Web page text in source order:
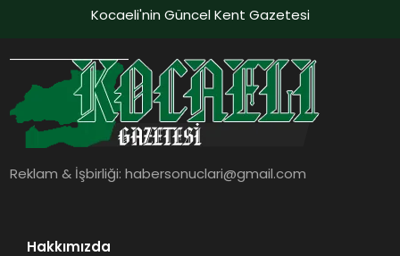
Kocaeli'nin Güncel Kent Gazetesi
Reklam & İşbirliği:habersonuclari@gmail.com
Hakkımızda